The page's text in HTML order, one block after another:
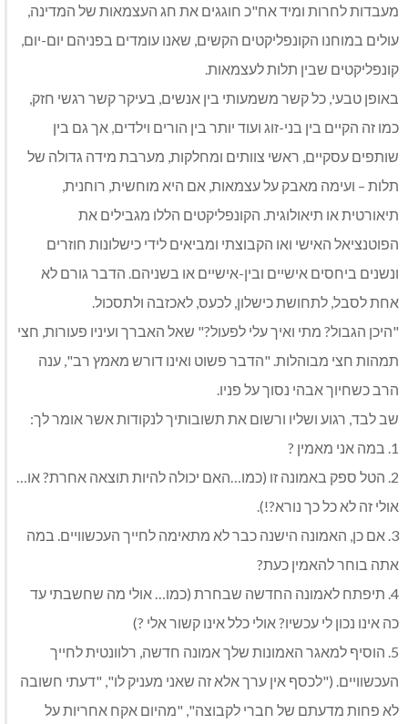
מעבדות לחרות ומיד אח"כ חוגגים את חג העצמאות של המדינה,
עולים במוחנו הקונפליקטים הקשים, שאנו עומדים בפניהם יום-יום,
קונפליקטים שבין תלות לעצמאות.
באופן טבעי, כל קשר משמעותי בין אנשים, בעיקר קשר רגשי חזק,
כמו זה הקיים בין בני-זוג ועוד יותר בין הורים וילדים, אך גם בין
שותפים עסקיים, ראשי צוותים ומחלקות, מערבת מידה גדולה של
תלות – ועימה מאבק על עצמאות, אם היא מוחשית, רוחנית,
תיאורטית או תיאולוגית. הקונפליקטים הללו מגבילים את
הפוטנציאל האישי ואו הקבוצתי ומביאים לידי כישלונות חוזרים
ונשנים ביחסים אישיים ובין-אישיים או בשניהם. הדבר גורם לא
אחת לסבל, לתחושת כישלון, לכעס, לאכזבה ולתסכול.
"היכן הגבול? מתי ואיך עלי לפעול?" שאל האברך ועיניו פעורות, חצי
תמהות חצי מבוהלות. "הדבר פשוט ואינו דורש מאמץ רב", ענה
הרב כשחיוך אבהי נסוך על פניו.
שב לבד, רגוע ושליו ורשום את תשובותיך לנקודות אשר אומר לך:
1. במה אני מאמין ?
2. הטל ספק באמונה זו (כמו…האם יכולה להיות תוצאה אחרת? או…
אולי זה לא כל כך נורא?!).
3. אם כן, האמונה הישנה כבר לא מתאימה לחייך העכשוויים. במה
אתה בוחר להאמין כעת?
4. תיפתח לאמונה החדשה שבחרת (כמו… אולי מה שחשבתי עד
כה אינו נכון לי עכשיו? אולי כלל אינו קשור אלי ?)
5. הוסיף למאגר האמונות שלך אמונה חדשה, רלוונטית לחייך
העכשוויים. ("לכסף אין ערך אלא זה שאני מעניק לו", "דעתי חשובה
לא פחות מדעתם של חברי לקבוצה", "מהיום אקח אחריות על